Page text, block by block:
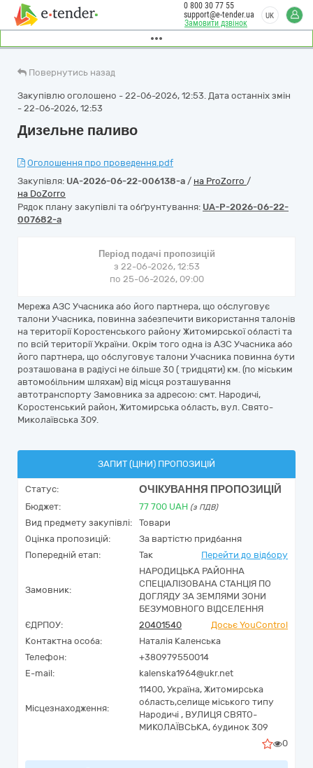
Замовити дзвінок
0 800 30 77 55
support@e-tender.ua
UK
Повернутись назад
Закупівлю оголошено - 22-06-2026, 12:53. Дата останніх змін
- 22-06-2026, 12:53
Дизельне паливо
Оголошення про проведення.pdf
Закупівля: UA-2026-06-22-006138-a / на ProZorro /
на DoZorro
Рядок плану закупівлі та обґрунтування: UA-P-2026-06-22-
007682-a
Період подачі пропозицій
з 22-06-2026, 12:53
по 25-06-2026, 09:00
Мережа АЗС Учасника або його партнера, що обслуговує
талони Учасника, повинна забезпечити використання талонів
на території Коростенського району Житомирської області та
по всій території України. Окрім того одна із АЗС Учасника або
його партнера, що обслуговує талони Учасника повинна бути
розташована в радіусі не більше 30 ( тридцяти) км. (по міським
автомобільним шляхам) від місця розташування
автотранспорту Замовника за адресою: смт. Народичі,
Коростенський район, Житомирська область, вул. Свято-
Миколаївська 309.
ЗАПИТ (ЦІНИ) ПРОПОЗИЦІЙ
Статус: ОЧІКУВАННЯ ПРОПОЗИЦІЙ
Бюджет: 77 700 UAH (з ПДВ)
Вид предмету закупівлі:
Товари
Оцінка пропозицій:
За вартістю придбання
Попередній етап:
Так Перейти до відбору
Замовник:
НАРОДИЦЬКА РАЙОННА
СПЕЦІАЛІЗОВАНА СТАНЦІЯ ПО
ДОГЛЯДУ ЗА ЗЕМЛЯМИ ЗОНИ
БЕЗУМОВНОГО ВІДСЕЛЕННЯ
ЄДРПОУ:
20401540
Досьє YouControl
Контактна особа:
Наталія Каленська
Телефон:
+380979550014
E-mail:
kalenska1964@ukr.net
Місцезнаходження:
11400, Україна, Житомирська
область,селище міського типу
Народичі , ВУЛИЦЯ СВЯТО-
МИКОЛАЇВСЬКА, будинок 309
0